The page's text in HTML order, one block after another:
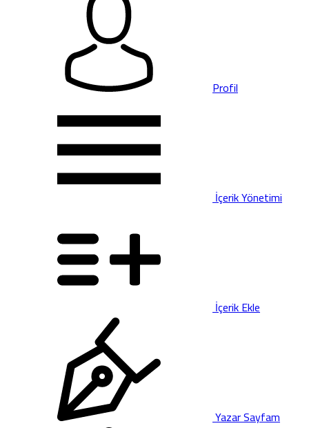
Profil
İçerik Yönetimi
İçerik Ekle
Yazar Sayfam